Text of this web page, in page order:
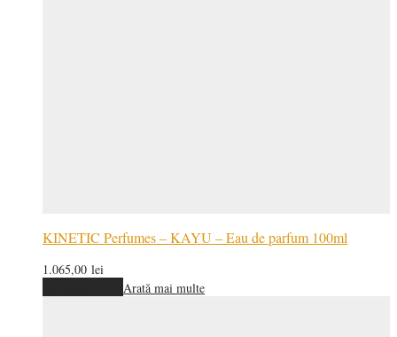
KINETIC Perfumes – KAYU – Eau de parfum 100ml
1.065,00 lei
Arată mai multe